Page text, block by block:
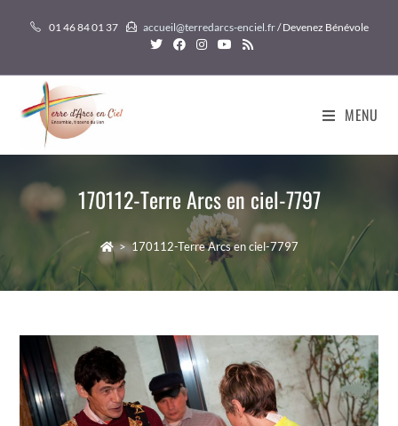
01 46 84 01 37 accueil@terredarcs-enciel.fr/ Devenez Bénévole
MENU
170112-Terre Arcs en ciel-7797
> 170112-Terre Arcs en ciel-7797